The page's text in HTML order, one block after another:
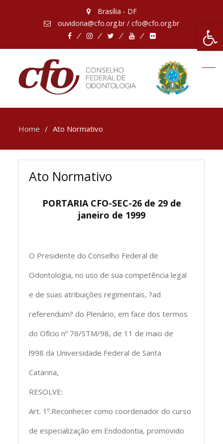
Brasília - DF
ouvidoria@cfo.org.br / cfo@cfo.org.br
FacebookInstagramTwitterYoutubeFlickr
Home Ato Normativo
Ato Normativo
PORTARIA CFO-SEC-26 de 29 de
janeiro de 1999
O Presidente do Conselho Federal de
Odontologia, no uso de sua competência legal
e de suas atribuições regimentais, ?ad
referendum? do Plenário, em face dos termos
do Ofício nº 76/STM/98, de 11 de maio de
l998 da Universidade Federal de Santa
Catarina,
RESOLVE:
Art. 1º.Reconhecer como coordenador do curso
de especialização em Endodontia, promovido